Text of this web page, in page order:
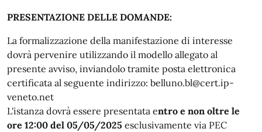
PRESENTAZIONE DELLE DOMANDE:
La formalizzazione della manifestazione di interesse
dovrà pervenire utilizzando il modello allegato al
presente avviso, inviandolo tramite posta elettronica
certificata al seguente indirizzo: belluno.bl@cert.ip-
veneto.net
L'istanza dovrà essere presentata entro e non oltre le
ore 12:00 del 05/05/2025 esclusivamente via PEC